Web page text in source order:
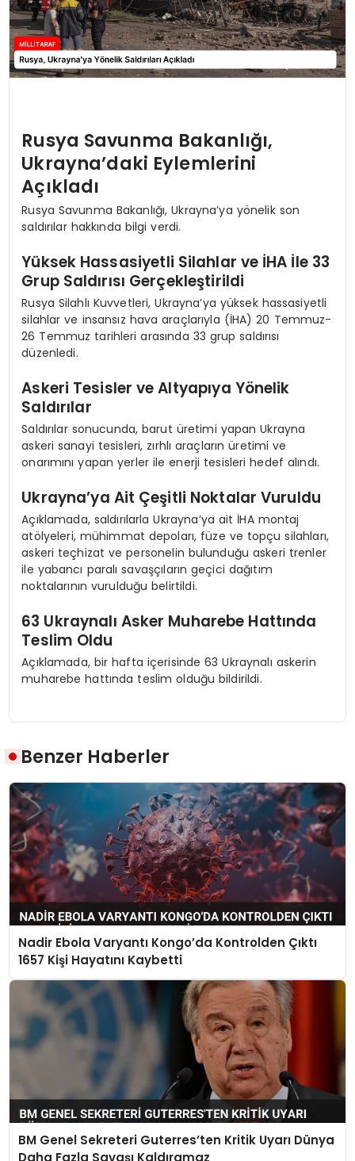
Rusya Savunma Bakanlığı,
Ukrayna’daki Eylemlerini
Açıkladı
Rusya Savunma Bakanlığı, Ukrayna’ya yönelik son
saldırılar hakkında bilgi verdi.
Yüksek Hassasiyetli Silahlar ve İHA İle 33
Grup Saldırısı Gerçekleştirildi
Rusya Silahlı Kuvvetleri, Ukrayna’ya yüksek hassasiyetli
silahlar ve insansız hava araçlarıyla (İHA) 20 Temmuz-
26 Temmuz tarihleri arasında 33 grup saldırısı
düzenledi.
Askeri Tesisler ve Altyapıya Yönelik
Saldırılar
Saldırılar sonucunda, barut üretimi yapan Ukrayna
askeri sanayi tesisleri, zırhlı araçların üretimi ve
onarımını yapan yerler ile enerji tesisleri hedef alındı.
Ukrayna’ya Ait Çeşitli Noktalar Vuruldu
Açıklamada, saldırılarla Ukrayna’ya ait İHA montaj
atölyeleri, mühimmat depoları, füze ve topçu silahları,
askeri teçhizat ve personelin bulunduğu askeri trenler
ile yabancı paralı savaşçıların geçici dağıtım
noktalarının vurulduğu belirtildi.
63 Ukraynalı Asker Muharebe Hattında
Teslim Oldu
Açıklamada, bir hafta içerisinde 63 Ukraynalı askerin
muharebe hattında teslim olduğu bildirildi.
Benzer Haberler
Nadir Ebola Varyantı Kongo’da Kontrolden Çıktı
1657 Kişi Hayatını Kaybetti
BM Genel Sekreteri Guterres’ten Kritik Uyarı Dünya
Daha Fazla Savaşı Kaldıramaz